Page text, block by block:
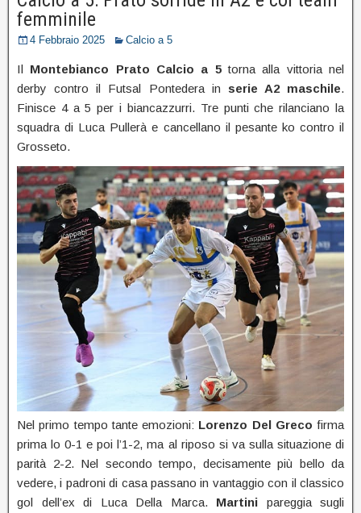
femminile
4 Febbraio 2025 Calcio a 5
Il Montebianco Prato Calcio a 5torna alla vittoria nel
derby contro il Futsal Pontedera in serie A2 maschile.
Finisce 4 a 5 per i biancazzurri. Tre punti che rilanciano la
squadra di Luca Pullerà e cancellano il pesante ko contro il
Grosseto.
Nel primo tempo tante emozioni: Lorenzo Del Greco firma
prima lo 0-1 e poi l’1-2, ma al riposo si va sulla situazione di
parità 2-2. Nel secondo tempo, decisamente più bello da
vedere, i padroni di casa passano in vantaggio con il classico
gol dell’ex di Luca Della Marca. Martini pareggia sugli